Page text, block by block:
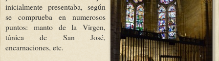
inicialmente presentaba, según
se comprueba en numerosos
puntos: manto de la Virgen,
túnica de San José,
encarnaciones, etc.